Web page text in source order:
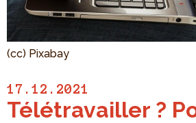
(cc) Pixabay
17.12.2021
Télétravailler ?